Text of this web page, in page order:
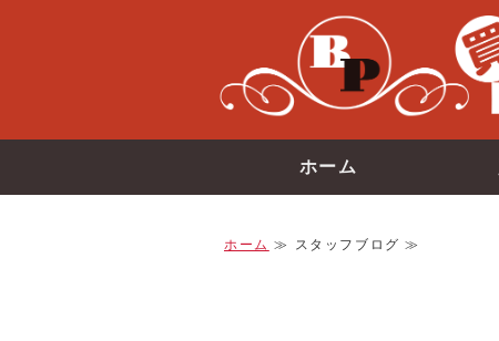
ホーム
ホーム ≫ スタッフブログ ≫